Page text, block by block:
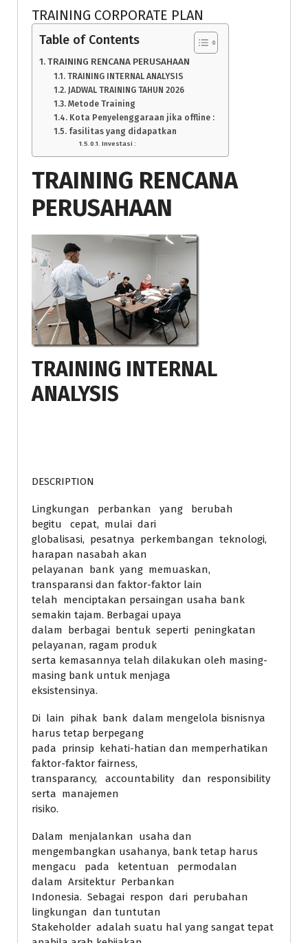
TRAINING CORPORATE PLAN
Table of Contents
TRAINING RENCANA PERUSAHAAN
TRAINING INTERNAL ANALYSIS
JADWAL TRAINING TAHUN 2026
Metode Training
Kota Penyelenggaraan jika offline :
fasilitas yang didapatkan
Investasi :
TRAINING RENCANA
PERUSAHAAN
TRAINING INTERNAL
ANALYSIS
DESCRIPTION
Lingkungan perbankan yang berubah
begitu cepat, mulai dari
globalisasi, pesatnya perkembangan teknologi,
harapan nasabah akan
pelayanan bank yang memuaskan,
transparansi dan faktor-faktor lain
telah menciptakan persaingan usaha bank
semakin tajam. Berbagai upaya
dalam berbagai bentuk seperti peningkatan
pelayanan, ragam produk
serta kemasannya telah dilakukan oleh masing-
masing bank untuk menjaga
eksistensinya.
Di lain pihak bank dalam mengelola bisnisnya
harus tetap berpegang
pada prinsip kehati-hatian dan memperhatikan
faktor-faktor fairness,
transparancy, accountability dan responsibility
serta manajemen
risiko.
Dalam menjalankan usaha dan
mengembangkan usahanya, bank tetap harus
mengacu pada ketentuan permodalan
dalam Arsitektur Perbankan
Indonesia. Sebagai respon dari perubahan
lingkungan dan tuntutan
Stakeholder adalah suatu hal yang sangat tepat